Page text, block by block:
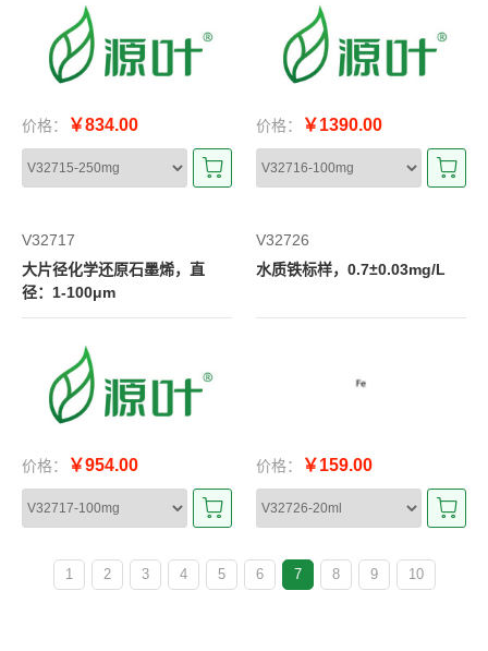
价格： ￥834.00 价格： ￥1390.00
V32717
大片径化学还原石墨烯，直
径：1-100μm
价格： ￥954.00
V32726
水质铁标样，0.7±0.03mg/L
价格： ￥159.00
1 2 3 4 5 6 7 8 9 10